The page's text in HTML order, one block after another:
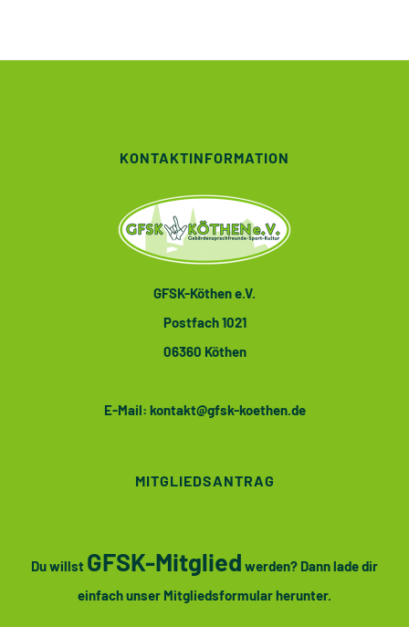
KONTAKTINFORMATION
GFSK-Köthen e.V.
Postfach 1021
06360 Köthen
E-Mail: kontakt@gfsk-koethen.de
MITGLIEDSANTRAG
Du willst GFSK-Mitglied werden? Dann lade dir
einfach unser Mitgliedsformular herunter.